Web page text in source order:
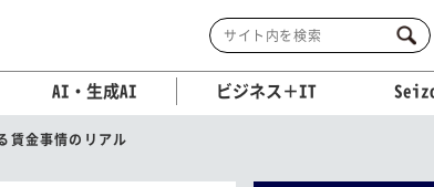
AI・生成AI ビジネス＋IT
賃金事情のリアル